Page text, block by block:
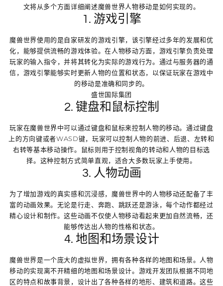
文将从多个方面详细阐述魔兽世界人物移动是如何实现的。
1. 游戏引擎
魔兽世界使用的是自家研发的游戏引擎，该引擎经过多年的发展和优
化，能够提供流畅的游戏体验。在人物移动方面，游戏引擎负责处理
玩家的输入指令，并将其转化为实际的游戏行为。通过与服务器的通
信，游戏引擎能够实时更新人物的位置和状态，以保证玩家在游戏中
的移动是准确和同步的。
盛世国际集团
2. 键盘和鼠标控制
玩家在魔兽世界中可以通过键盘和鼠标来控制人物的移动。通过键盘
上的方向键或者WASD键，玩家可以控制人物的前进、后退、左转和
右转等基本移动操作。鼠标则用于控制视角的转动和人物的目标选
择。这种控制方式简单直观，适合大多数玩家上手使用。
3. 人物动画
为了增加游戏的真实感和沉浸感，魔兽世界中的人物移动还配备了丰
富的动画效果。无论是行走、奔跑、跳跃还是游泳，每个动作都经过
精心设计和制作。这些动画不仅使人物移动看起来更加自然流畅，还
能够传达出人物的性格和状态。
4. 地图和场景设计
魔兽世界是一个庞大的虚拟世界，拥有各种各样的地图和场景。人物
移动的实现离不开精细的地图和场景设计。游戏开发团队根据不同地
区的特点和故事背景，设计出了各种各样的地形、建筑和道路。这些